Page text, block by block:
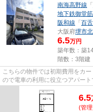
南海高野線 「
地下鉄御堂
阪和線 「 百
大阪府堺市
6.5万円
築年数：築
階数：3階建
こちらの物件では初期費用をカ
ので電車の利用に役立つアパー
近物件です。敷地内にごみ置き...
6.5
(管